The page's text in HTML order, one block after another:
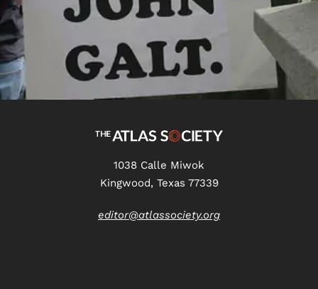
1038 Calle Miwok
Kingwood, Texas 77339
editor@atlassociety.org